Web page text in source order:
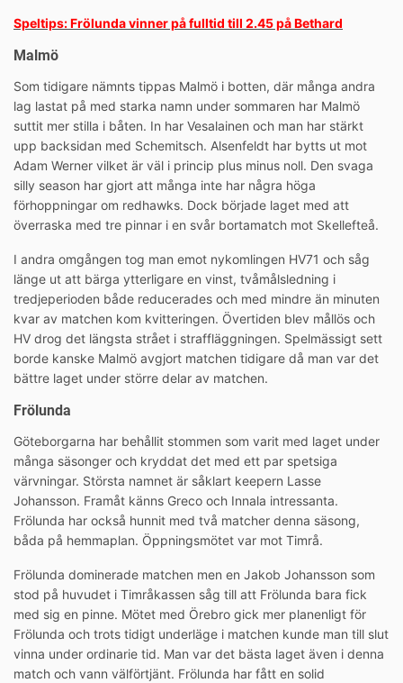
Speltips: Frölunda vinner på fulltid till 2.45 på Bethard
Malmö
Som tidigare nämnts tippas Malmö i botten, där många andra
lag lastat på med starka namn under sommaren har Malmö
suttit mer stilla i båten. In har Vesalainen och man har stärkt
upp backsidan med Schemitsch. Alsenfeldt har bytts ut mot
Adam Werner vilket är väl i princip plus minus noll. Den svaga
silly season har gjort att många inte har några höga
förhoppningar om redhawks. Dock började laget med att
överraska med tre pinnar i en svår bortamatch mot Skellefteå.
I andra omgången tog man emot nykomlingen HV71 och såg
länge ut att bärga ytterligare en vinst, tvåmålsledning i
tredjeperioden både reducerades och med mindre än minuten
kvar av matchen kom kvitteringen. Övertiden blev mållös och
HV drog det längsta strået i straffläggningen. Spelmässigt sett
borde kanske Malmö avgjort matchen tidigare då man var det
bättre laget under större delar av matchen.
Frölunda
Göteborgarna har behållit stommen som varit med laget under
många säsonger och kryddat det med ett par spetsiga
värvningar. Största namnet är såklart keepern Lasse
Johansson. Framåt känns Greco och Innala intressanta.
Frölunda har också hunnit med två matcher denna säsong,
båda på hemmaplan. Öppningsmötet var mot Timrå.
Frölunda dominerade matchen men en Jakob Johansson som
stod på huvudet i Timråkassen såg till att Frölunda bara fick
med sig en pinne. Mötet med Örebro gick mer planenligt för
Frölunda och trots tidigt underläge i matchen kunde man till slut
vinna under ordinarie tid. Man var det bästa laget även i denna
match och vann välförtjänt. Frölunda har fått en solid